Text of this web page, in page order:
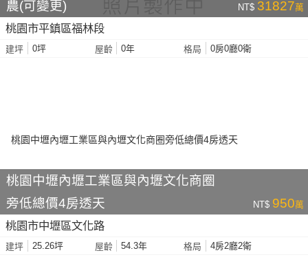
農(可變更)
NT$ 31827萬
桃園市平鎮區福林段
建坪 0坪 屋齡 0年 格局 0房0廳0衛
桃園中壢內壢工業區與內壢文化商圈
旁低總價4房透天
NT$ 950萬
桃園市中壢區文化路
建坪 25.26坪 屋齡 54.3年 格局 4房2廳2衛